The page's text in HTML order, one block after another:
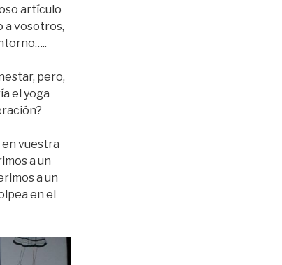
artículo
a vosotros,
pero,
el yoga
en vuestra
a un
a un
en el